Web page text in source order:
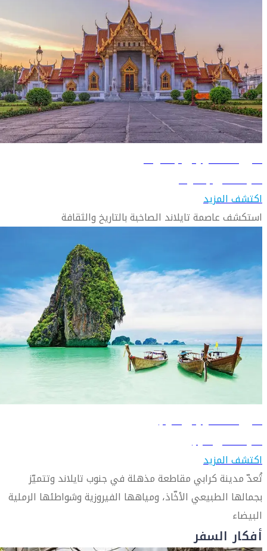
دليل السفر إلى بانكوك
تعرّف على بانكوك
اكتشف المزيد
استكشف عاصمة تايلاند الصاخبة بالتاريخ والثقافة
دليل السفر إلى كرابي
تعرّف على كرابي
اكتشف المزيد
تُعدّ مدينة كرابي مقاطعة مذهلة في جنوب تايلاند وتتميّز
بجمالها الطبيعي الأخّاذ، ومياهها الفيروزية وشواطئها الرملية
البيضاء
أفكار السفر